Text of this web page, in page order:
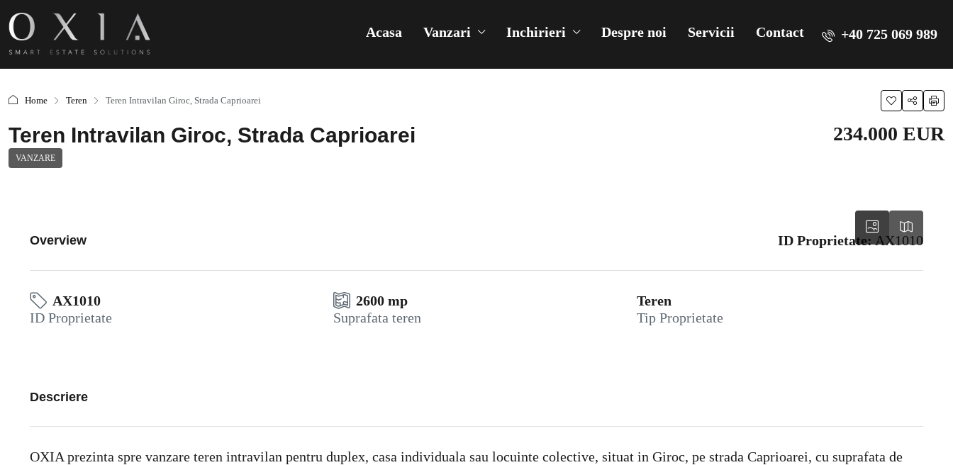
Acasa Vanzari Inchirieri Despre noi Servicii Contact +40 725 069 989
Home Teren Teren Intravilan Giroc, Strada Caprioarei
Teren Intravilan Giroc, Strada Caprioarei
VANZARE
234.000 EUR
Overview ID Proprietate: AX1010
AX1010
ID Proprietate
2600 mp
Suprafata teren
Teren
Tip Proprietate
Descriere
OXIA prezinta spre vanzare teren intravilan pentru duplex, casa individuala sau locuinte colective, situat in Giroc, pe strada Caprioarei, cu suprafata de